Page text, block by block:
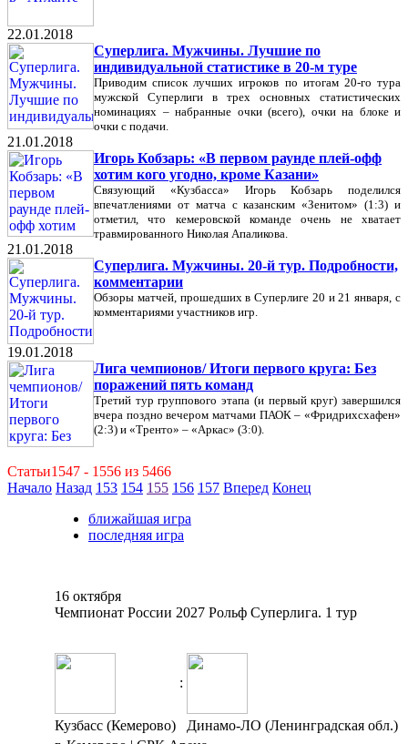
22.01.2018
Суперлига. Мужчины. Лучшие по
индивидуальной статистике в 20-м туре
Приводим список лучших игроков по итогам 20-го тура
мужской Суперлиги в трех основных статистических
номинациях – набранные очки (всего), очки на блоке и
очки с подачи.
21.01.2018
Игорь Кобзарь: «В первом раунде плей-офф
хотим кого угодно, кроме Казани»
Связующий «Кузбасса» Игорь Кобзарь поделился
впечатлениями от матча с казанским «Зенитом» (1:3) и
отметил, что кемеровской команде очень не хватает
травмированного Николая Апаликова.
21.01.2018
Суперлига. Мужчины. 20-й тур. Подробности,
комментарии
Обзоры матчей, прошедших в Суперлиге 20 и 21 января, с
комментариями участников игр.
19.01.2018
Лига чемпионов/ Итоги первого круга: Без
поражений пять команд
Третий тур группового этапа (и первый круг) завершился
вчера поздно вечером матчами ПАОК – «Фридрихсхафен»
(2:3) и «Тренто» – «Аркас» (3:0).
Статьи1547 - 1556 из 5466
Начало Назад 153 154 155 156 157 Вперед Конец
ближайшая игра
последняя игра
16 октября
Чемпионат России 2027 Рольф Суперлига. 1 тур
:
Кузбасс (Кемерово)
Динамо-ЛО (Ленинградская обл.)